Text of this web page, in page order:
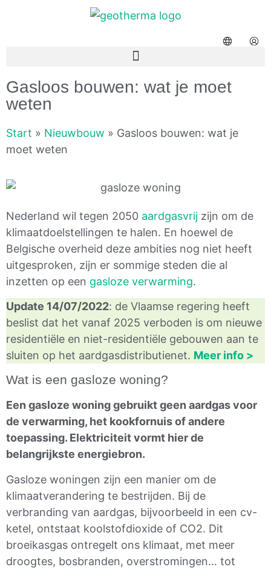
Gasloos bouwen: wat je moet
weten
Start » Nieuwbouw » Gasloos bouwen: wat je
moet weten
Nederland wil tegen 2050 aardgasvrij zijn om de
klimaatdoelstellingen te halen. En hoewel de
Belgische overheid deze ambities nog niet heeft
uitgesproken, zijn er sommige steden die al
inzetten op een gasloze verwarming.
Update 14/07/2022: de Vlaamse regering heeft
beslist dat het vanaf 2025 verboden is om nieuwe
residentiële en niet-residentiële gebouwen aan te
sluiten op het aardgasdistributienet. Meer info >
Wat is een gasloze woning?
Een gasloze woning gebruikt geen aardgas voor
de verwarming, het kookfornuis of andere
toepassing. Elektriciteit vormt hier de
belangrijkste energiebron.
Gasloze woningen zijn een manier om de
klimaatverandering te bestrijden. Bij de
verbranding van aardgas, bijvoorbeeld in een cv-
ketel, ontstaat koolstofdioxide of CO2. Dit
broeikasgas ontregelt ons klimaat, met meer
droogtes, bosbranden, overstromingen… tot